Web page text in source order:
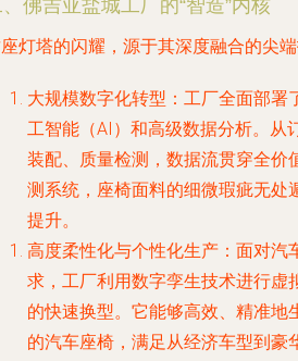
佛吉亚盐城工厂的“智造”内核
灯塔的闪耀，源于其深度融合的尖
大规模数字化转型 ：工厂全面部
工智能（AI）和高级数据分析。从
装配、质量检测，数据流贯穿全价
测系统，座椅面料的细微瑕疵无处
提升。
高度柔性化与个性化生产 ：面对
求，工厂利用数字孪生技术进行虚
的快速换型。它能够高效、精准地
的汽车座椅，满足从经济车型到豪